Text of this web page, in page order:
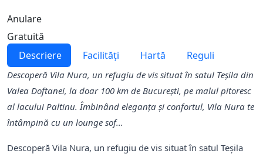
Anulare
Gratuită
Descriere
Facilități Hartă Reguli
Descoperă Vila Nura, un refugiu de vis situat în satul Teșila din
Valea Doftanei, la doar 100 km de București, pe malul pitoresc
al lacului Paltinu. Îmbinând eleganța și confortul, Vila Nura te
întâmpină cu un lounge sof...
Descoperă Vila Nura, un refugiu de vis situat în satul Teșila